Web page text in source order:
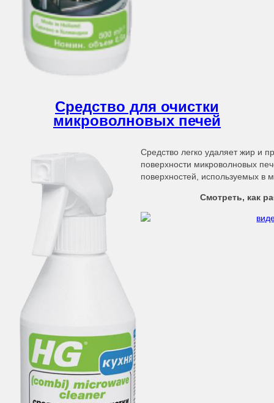
Средство для очистки
микроволновых печей
Средство легко удаляет жир и
поверхности микроволновых
поверхностей, используемых в
Смотреть, как